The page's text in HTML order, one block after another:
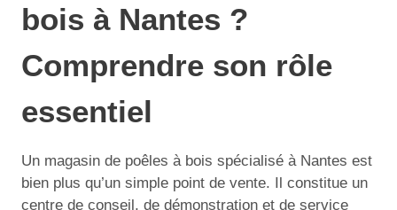
bois à Nantes ?
Comprendre son rôle
essentiel
Un magasin de poêles à bois spécialisé à Nantes est
bien plus qu’un simple point de vente. Il constitue un
centre de conseil, de démonstration et de service